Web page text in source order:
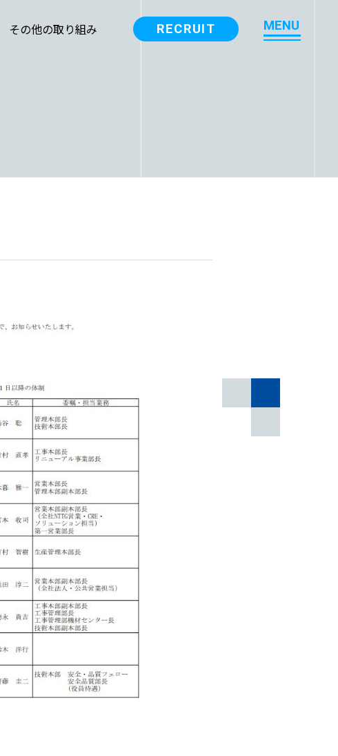
その他の取り組み RECRUIT
M
M
E
E
N
N
U
U